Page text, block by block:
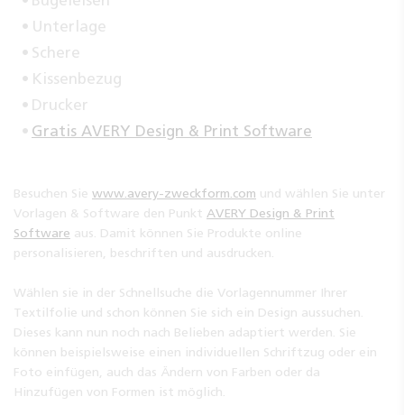
Unterlage
Schere
Kissenbezug
Drucker
Gratis AVERY Design & Print Software
Besuchen Sie www.avery-zweckform.com und wählen Sie unter
Vorlagen & Software den Punkt AVERY Design & Print
Software aus. Damit können Sie Produkte online
personalisieren, beschriften und ausdrucken.
Wählen sie in der Schnellsuche die Vorlagennummer Ihrer
Textilfolie und schon können Sie sich ein Design aussuchen.
Dieses kann nun noch nach Belieben adaptiert werden. Sie
können beispielsweise einen individuellen Schriftzug oder ein
Foto einfügen, auch das Ändern von Farben oder da
Hinzufügen von Formen ist möglich.